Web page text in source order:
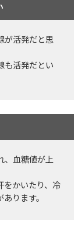
が活発だと思
も活発だとい
、血糖値が上
をかいたり、冷
ります。